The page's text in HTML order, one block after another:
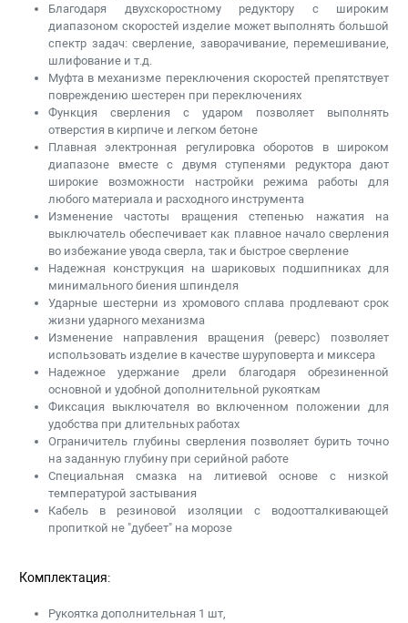
Благодаря двухскоростному редуктору с широким
диапазоном скоростей изделие может выполнять большой
спектр задач: сверление, заворачивание, перемешивание,
шлифование и т.д.
Муфта в механизме переключения скоростей препятствует
повреждению шестерен при переключениях
Функция сверления с ударом позволяет выполнять
отверстия в кирпиче и легком бетоне
Плавная электронная регулировка оборотов в широком
диапазоне вместе с двумя ступенями редуктора дают
широкие возможности настройки режима работы для
любого материала и расходного инструмента
Изменение частоты вращения степенью нажатия на
выключатель обеспечивает как плавное начало сверления
во избежание увода сверла, так и быстрое сверление
Надежная конструкция на шариковых подшипниках для
минимального биения шпинделя
Ударные шестерни из хромового сплава продлевают срок
жизни ударного механизма
Изменение направления вращения (реверс) позволяет
использовать изделие в качестве шуруповерта и миксера
Надежное удержание дрели благодаря обрезиненной
основной и удобной дополнительной рукояткам
Фиксация выключателя во включенном положении для
удобства при длительных работах
Ограничитель глубины сверления позволяет бурить точно
на заданную глубину при серийной работе
Специальная смазка на литиевой основе с низкой
температурой застывания
Кабель в резиновой изоляции с водоотталкивающей
пропиткой не "дубеет" на морозе
Комплектация:
Рукоятка дополнительная 1 шт,